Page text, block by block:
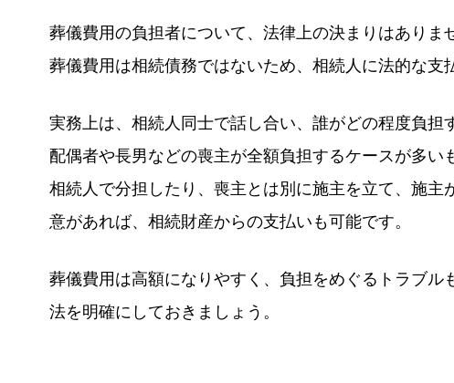
葬儀費用の負担者について、法律上の決まりはありま
葬儀費用は相続債務ではないため、相続人に法的な支
実務上は、相続人同士で話し合い、誰がどの程度負担
配偶者や長男などの喪主が全額負担するケースが多い
相続人で分担したり、喪主とは別に施主を立て、施主
意があれば、相続財産からの支払いも可能です。
葬儀費用は高額になりやすく、負担をめぐるトラブ
法を明確にしておきましょう。